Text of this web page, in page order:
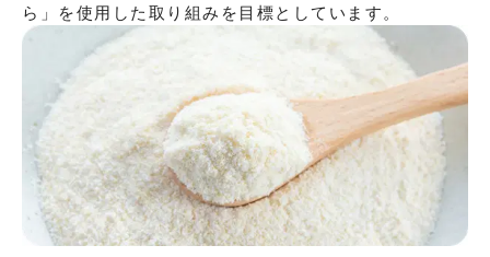
ら」を使用した取り組みを目標としています。